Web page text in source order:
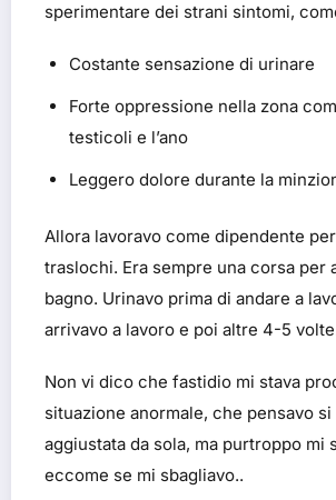
sperimentare dei strani sintomi,
Costante sensazione di urinare
Forte oppressione nella zona
testicoli e l’ano
Leggero dolore durante la
Allora lavoravo come dipendente
traslochi. Era sempre una corsa per
bagno. Urinavo prima di andare a
arrivavo a lavoro e poi altre 4-5
Non vi dico che fastidio mi stava
situazione anormale, che pensavo si
aggiustata da sola, ma purtroppo mi
eccome se mi sbagliavo..